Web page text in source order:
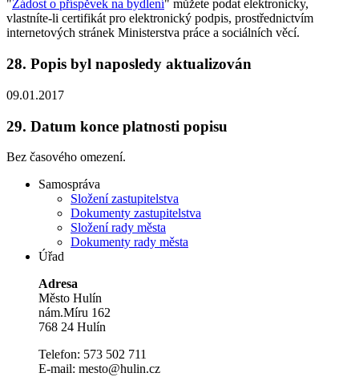
"Žádost o příspěvek na bydlení" můžete podat elektronicky,
vlastníte-li certifikát pro elektronický podpis, prostřednictvím
internetových stránek Ministerstva práce a sociálních věcí.
28. Popis byl naposledy aktualizován
09.01.2017
29. Datum konce platnosti popisu
Bez časového omezení.
Samospráva
Složení zastupitelstva
Dokumenty zastupitelstva
Složení rady města
Dokumenty rady města
Úřad
Adresa
Město Hulín
nám.Míru 162
768 24 Hulín
Telefon: 573 502 711
E-mail: mesto@hulin.cz